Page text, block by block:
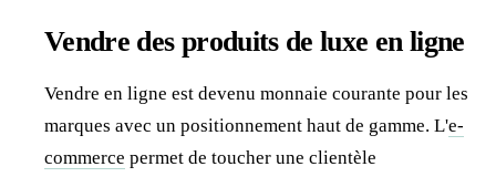
Vendre des produits de luxe en ligne
Vendre en ligne est devenu monnaie courante pour les
marques avec un positionnement haut de gamme. L'e-
commerce permet de toucher une clientèle